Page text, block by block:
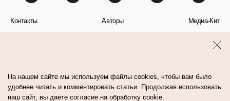
Контакты Авторы Медиа-Кит
На нашем сайте мы используем файлы cookies, чтобы вам было
удобнее читать и комментировать статьи. Продолжая использовать
наш сайт, вы даете согласие на обработку cookie.